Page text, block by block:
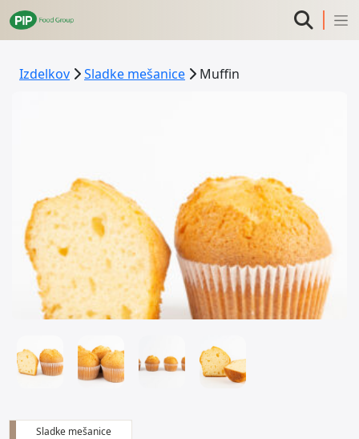
Izdelkov Sladke mešanice Muffin
Sladke mešanice